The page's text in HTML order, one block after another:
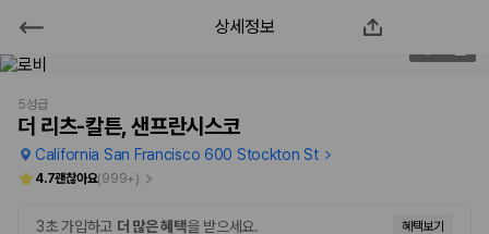
더 리츠-칼튼, 샌프란시스코
2000만 이용고객이 선택한 제주 렌트카 가격비교 플랫폼
상세정보
5성급
더 리츠-칼튼, 샌프란시스코
California San Francisco 600 Stockton St
4.7괜찮아요(999+)
3초 가입하고 더 많은 혜택을 받으세요. 혜택보기